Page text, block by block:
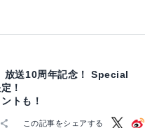
放送10周年記念！ Special
！
トも！
この記事をシェアする